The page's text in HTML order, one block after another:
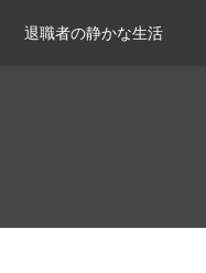
退職者の静かな生活